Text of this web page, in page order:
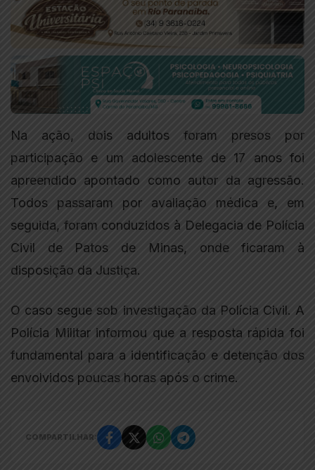
Na ação, dois adultos foram presos por
participação e um adolescente de 17 anos foi
apreendido apontado como autor da agressão.
Todos passaram por avaliação médica e, em
seguida, foram conduzidos à Delegacia de Polícia
Civil de Patos de Minas, onde ficaram à
disposição da Justiça.
O caso segue sob investigação da Polícia Civil. A
Polícia Militar informou que a resposta rápida foi
fundamental para a identificação e detenção dos
envolvidos poucas horas após o crime.
COMPARTILHAR: